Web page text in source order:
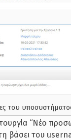
του
“Νέο
βάσει του